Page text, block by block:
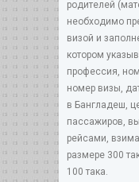
родителей
необходимо
визой и
котором
профессия,
номер визы,
в Бангладеш,
пассажиров,
рейсами,
размере 300
100 така.